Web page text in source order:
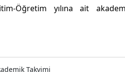
Öğretim yılına ait
Takvimi